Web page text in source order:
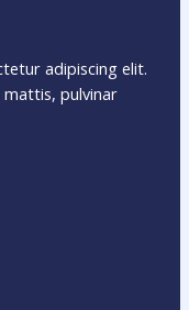
adipiscing elit.
pulvinar